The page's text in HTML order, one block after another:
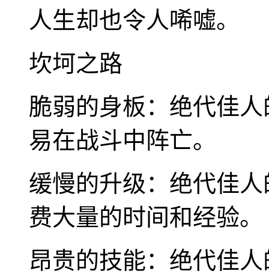
人生却也令人唏嘘。
坎坷之路
脆弱的身板：绝代佳
易在战斗中阵亡。
缓慢的升级：绝代佳
费大量的时间和经验。
昂贵的技能：绝代佳